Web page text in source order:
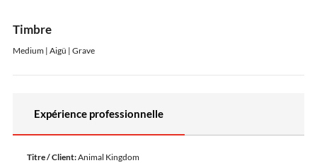
Timbre
Medium | Aigü | Grave
Expérience professionnelle
Titre / Client:Animal Kingdom